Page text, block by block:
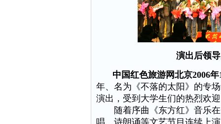
演出后领
中国红色旅游网北京2006年
年、名为《不落的太阳》的专
演出，受到大学生们的热烈欢
随着序曲《东方红》音乐在
唱、诗朗诵等文艺节目连续上